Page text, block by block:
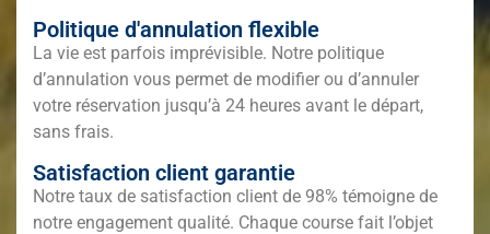
Politique d'annulation flexible
La vie est parfois imprévisible. Notre politique
d’annulation vous permet de modifier ou d’annuler
votre réservation jusqu’à 24 heures avant le départ,
sans frais.
Satisfaction client garantie
Notre taux de satisfaction client de 98% témoigne de
notre engagement qualité. Chaque course fait l’objet